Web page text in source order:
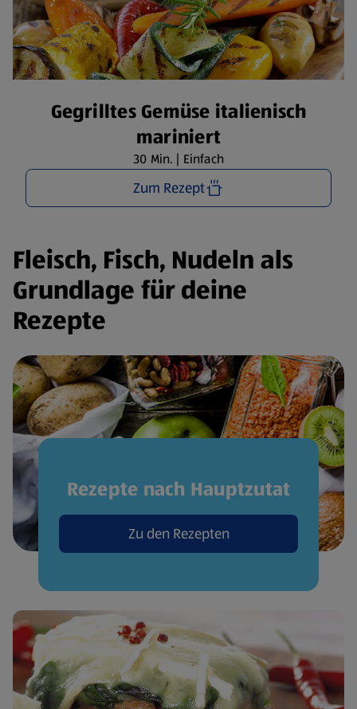
Gegrilltes Gemüse italienisch
mariniert
30 Min. | Einfach
Zum Rezept
Fleisch, Fisch, Nudeln als
Grundlage für deine
Rezepte
Rezepte nach Hauptzutat
Zu den Rezepten